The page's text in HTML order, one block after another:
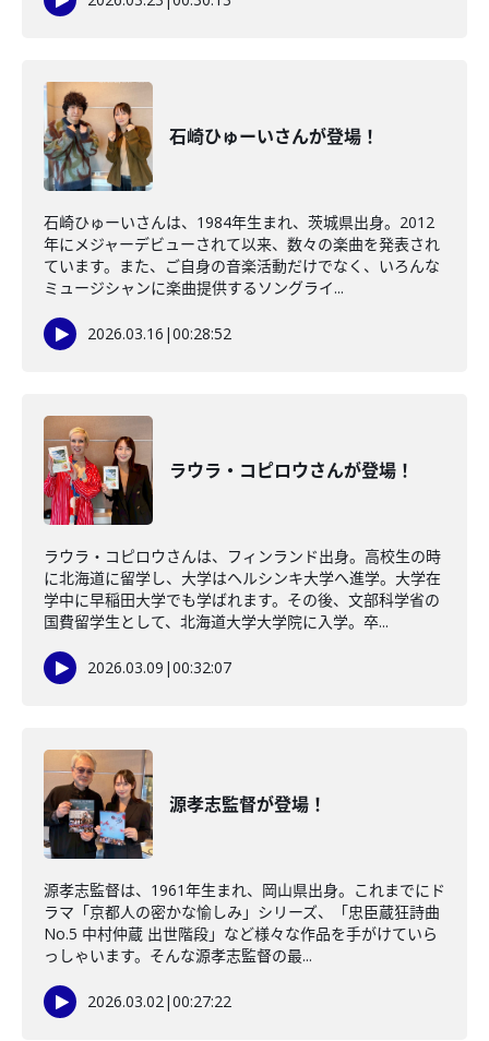
石崎ひゅーいさんが登場！
石崎ひゅーいさんは、1984年生まれ、茨城県出⾝。2012
年にメジャーデビューされて以来、数々の楽曲を発表され
ています。また、ご自身の音楽活動だけでなく、いろんな
ミュージシャンに楽曲提供するソングライ...
2026.03.16 |00:28:52
ラウラ・コピロウさんが登場！
ラウラ・コピロウさんは、フィンランド出身。高校生の時
に北海道に留学し、大学はヘルシンキ大学へ進学。大学在
学中に早稲田大学でも学ばれます。その後、文部科学省の
国費留学生として、北海道大学大学院に入学。卒...
2026.03.09 |00:32:07
源孝志監督が登場！
源孝志監督は、1961年生まれ、岡山県出身。これまでにド
ラマ「京都人の密かな愉しみ」シリーズ、「忠臣蔵狂詩曲
No.5 中村仲蔵 出世階段」など様々な作品を手がけていら
っしゃいます。そんな源孝志監督の最...
2026.03.02|00:27:22